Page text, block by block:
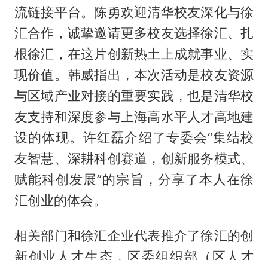
流链接平台。陈勇欢迎清华校友深化与徐
汇合作，诚挚邀请更多校友选择徐汇、扎
根徐汇，在这片创新热土上成就事业、实
现价值。韩威指出，本次活动是校友资源
与区域产业对接的重要实践，也是清华校
友支持和深度参与上海高水平人才高地建
设的体现。许红磊介绍了专委会“集结校
友智慧、深耕科创赛道，创新服务模式、
赋能科创发展”的宗旨，分享了本人在徐
汇创业的体会。
相关部门和徐汇企业代表推介了徐汇的创
新创业人才生态，区委组织部（区人才